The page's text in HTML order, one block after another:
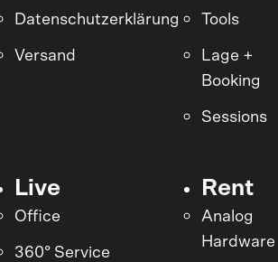
Datenschutzerklärung
Versand
Tools
Lage +
Booking
Sessions
Live
Office
360° Service
Rent
Analog
Hardware